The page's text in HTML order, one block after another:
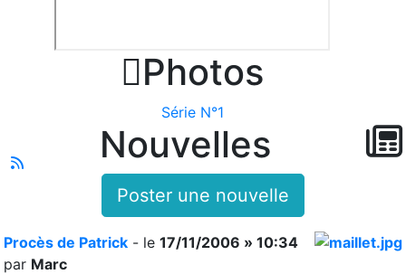
Photos
Série N°1
Nouvelles
Poster une nouvelle
Procès de Patrick - le 17/11/2006 » 10:34
par Marc